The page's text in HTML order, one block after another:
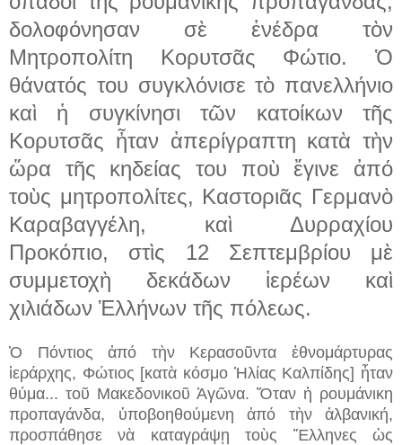
δολοφόνησαν σὲ ἐνέδρα τὸν
Μητροπολίτη Κορυτσᾶς Φώτιο. Ὁ
θάνατός του συγκλόνισε τὸ πανελλήνιο
καὶ ἡ συγκίνησι τῶν κατοίκων τῆς
Κορυτσᾶς ἦταν ἀπερίγραπτη κατὰ τὴν
ὥρα τῆς κηδείας του ποὺ ἔγινε ἀπό
τοὺς μητροπολίτες, Καστοριᾶς Γερμανὸ
Καραβαγγέλη, καὶ Δυρραχίου
Προκόπιο, στὶς 12 Σεπτεμβρίου μὲ
συμμετοχὴ δεκάδων ἱερέων καὶ
χιλιάδων Ἑλλήνων τῆς πόλεως.
Ὁ Πόντιος ἀπό τὴν Κερασοῦντα ἐθνομάρτυρας
ἱεράρχης, Φώτιος [κατὰ κόσμο Ἡλίας Καλπίδης] ἦταν
θύμα... τοῦ Μακεδονικοῦ Ἀγῶνα. Ὅταν ἡ ρουμάνικη
προπαγάνδα, ὑποβοηθούμενη ἀπό τὴν ἀλβανική,
προσπάθησε νὰ καταγράψῃ τοὺς Ἕλληνες ὡς